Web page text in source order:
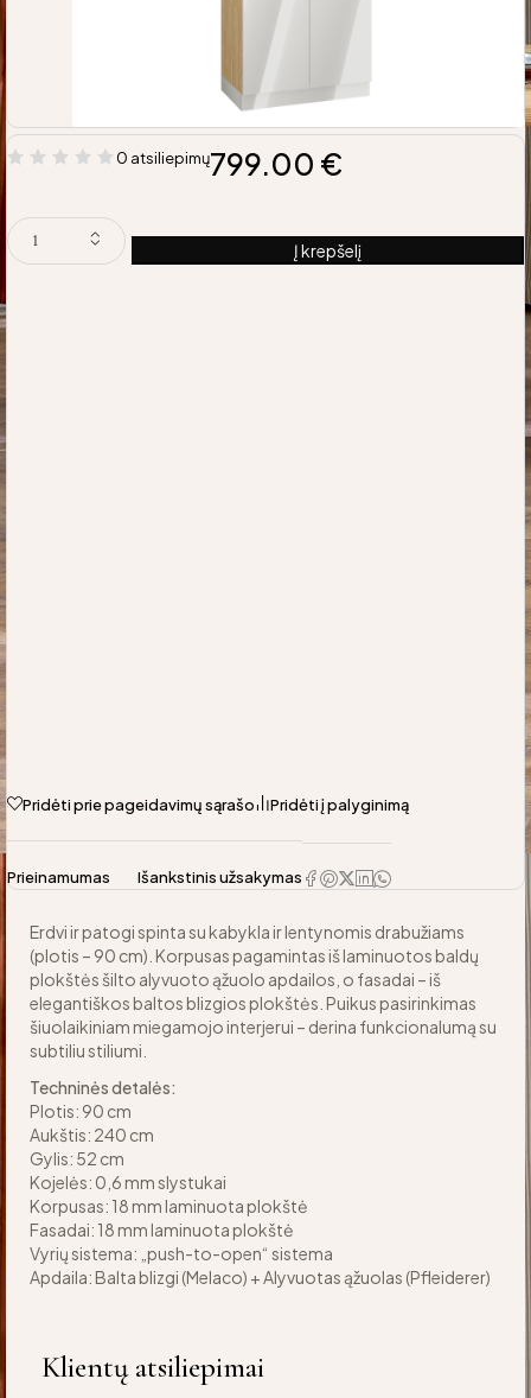
0 atsiliepimų799.00 €
Į krepšelį
Pridėti prie pageidavimų sąrašo Pridėti į palyginimą
Prieinamumas Išankstinis užsakymas
Erdvi ir patogi spinta su kabykla ir lentynomis drabužiams
(plotis – 90 cm). Korpusas pagamintas iš laminuotos baldų
plokštės šilto alyvuoto ąžuolo apdailos, o fasadai – iš
elegantiškos baltos blizgios plokštės. Puikus pasirinkimas
šiuolaikiniam miegamojo interjerui – derina funkcionalumą su
subtiliu stiliumi.
Techninės detalės:
Plotis: 90 cm
Aukštis: 240 cm
Gylis: 52 cm
Kojelės: 0,6 mm slystukai
Korpusas: 18 mm laminuota plokštė
Fasadai: 18 mm laminuota plokštė
Vyrių sistema: „push-to-open“ sistema
Apdaila: Balta blizgi (Melaco) + Alyvuotas ąžuolas (Pfleiderer)
Klientų atsiliepimai